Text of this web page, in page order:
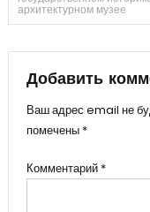
по
записям
архитектурном музее
Добавить
Ваш адрес email не
помечены *
Комментарий *